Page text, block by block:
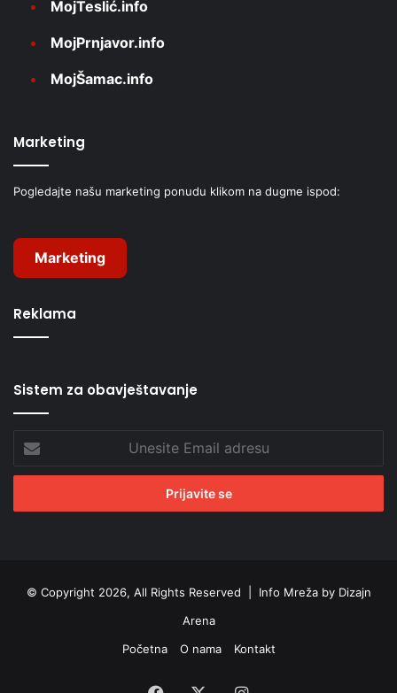
MojTeslić.info
MojPrnjavor.info
MojŠamac.info
Marketing
Pogledajte našu marketing ponudu klikom na dugme ispod:
Marketing
Reklama
Sistem za obavještavanje
Email
adresu
© Copyright 2026, All Rights Reserved | Info Mreža by Dizajn
Arena
Početna
O nama Kontakt